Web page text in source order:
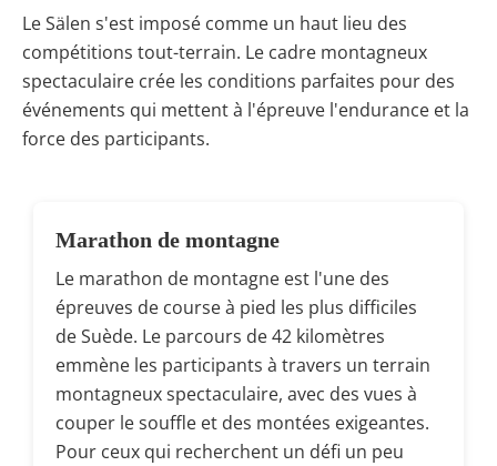
Le Sälen s'est imposé comme un haut lieu des
compétitions tout-terrain. Le cadre montagneux
spectaculaire crée les conditions parfaites pour des
événements qui mettent à l'épreuve l'endurance et la
force des participants.
Marathon de montagne
Le marathon de montagne est l'une des
épreuves de course à pied les plus difficiles
de Suède. Le parcours de 42 kilomètres
emmène les participants à travers un terrain
montagneux spectaculaire, avec des vues à
couper le souffle et des montées exigeantes.
Pour ceux qui recherchent un défi un peu